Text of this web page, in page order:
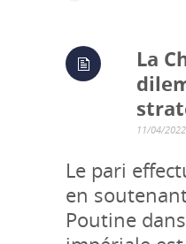
La
11/04/2022
Le pari
en
Poutine